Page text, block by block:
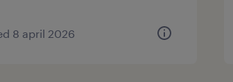
8 april 2026